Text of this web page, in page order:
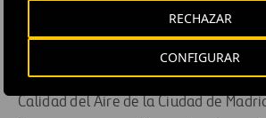
CONFIGURAR
RECHAZAR
Ruiz-Gallardón ya expuso un plan
2006, para el centro de Madrid.
La medida estaba prevista en la
Calidad del Aire de la Ciudad de